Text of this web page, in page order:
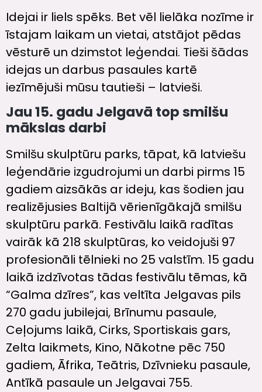
Idejai ir liels spēks. Bet vēl lielāka nozīme ir
īstajam laikam un vietai, atstājot pēdas
vēsturē un dzimstot leģendai. Tieši šādas
idejas un darbus pasaules kartē
iezīmējuši mūsu tautieši – latvieši.
Jau 15. gadu Jelgavā top smilšu
mākslas darbi
Smilšu skulptūru parks, tāpat, kā latviešu
leģendārie izgudrojumi un darbi pirms 15
gadiem aizsākās ar ideju, kas šodien jau
realizējusies Baltijā vērienīgākajā smilšu
skulptūru parkā. Festivālu laikā radītas
vairāk kā 218 skulptūras, ko veidojuši 97
profesionāli tēlnieki no 25 valstīm. 15 gadu
laikā izdzīvotas tādas festivālu tēmas, kā
“Galma dzīres”, kas veltīta Jelgavas pils
270 gadu jubilejai, Brīnumu pasaule,
Ceļojums laikā, Cirks, Sportiskais gars,
Zelta laikmets, Kino, Nākotne pēc 750
gadiem, Āfrika, Teātris, Dzīvnieku pasaule,
Antīkā pasaule un Jelgavai 755.